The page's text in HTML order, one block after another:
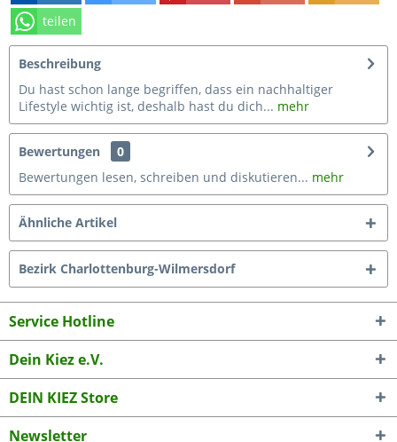
teilen
Beschreibung
Du hast schon lange begriffen, dass ein nachhaltiger
Lifestyle wichtig ist, deshalb hast du dich... mehr
Bewertungen
0
Bewertungen lesen, schreiben und diskutieren... mehr
Ähnliche Artikel
Bezirk Charlottenburg-Wilmersdorf
Service Hotline
Dein Kiez e.V.
DEIN KIEZ Store
Newsletter